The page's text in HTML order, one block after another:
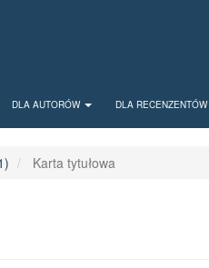
DLA AUTORÓW DLA RECENZENTÓW
Karta tytułowa